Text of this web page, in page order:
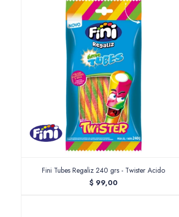
Fini Tubes Regaliz 240 grs - Twister Acido
$ 99,00